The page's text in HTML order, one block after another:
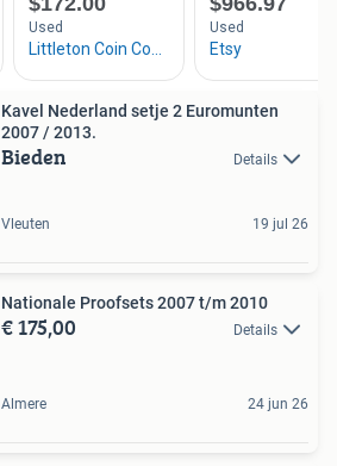
Kavel Nederland setje 2 Euromunten
2007 / 2013.
Bieden Details
Vleuten 19 jul 26
Nationale Proofsets 2007 t/m 2010
€ 175,00 Details
Almere 24 jun 26